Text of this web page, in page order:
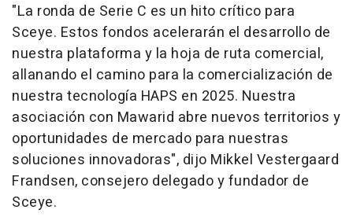
"La ronda de Serie C es un hito crítico para
Sceye. Estos fondos acelerarán el desarrollo de
nuestra plataforma y la hoja de ruta comercial,
allanando el camino para la comercialización de
nuestra tecnología HAPS en 2025. Nuestra
asociación con Mawarid abre nuevos territorios y
oportunidades de mercado para nuestras
soluciones innovadoras", dijo Mikkel Vestergaard
Frandsen, consejero delegado y fundador de
Sceye.